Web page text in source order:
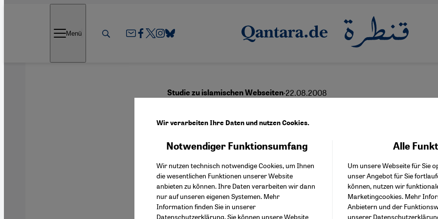
Menü
Studie zu islamischen Webseiten·22.08.2008
Cyber-Islam und Online-
Deutsch
Wir verarbeiten Ihre Daten und nutzen Cookies.
Notwendiger Funktionsumfang
Wir nutzen technisch notwendige Cookies, um Ihnen
die wesentlichen Funktionen unserer Website
anbieten zu können. Ihre Daten verarbeiten wir dann
nur auf unseren eigenen Systemen. Mehr
Information finden Sie in unserer
Datenschutzerklärung. Sie können unsere Website
Alle
Um unsere Webseite für Sie
unser Angebot für Sie
können, nutzen wir
Marketingcookies. Mehr
Anbietern und der
unserer
Facebook Embed /
Twitter Embed
Instagram Embed
Youtube Embed
Google Maps Embed